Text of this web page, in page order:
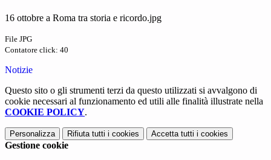
16 ottobre a Roma tra storia e ricordo.jpg
File JPG
Contatore click: 40
Notizie
Questo sito o gli strumenti terzi da questo utilizzati si avvalgono di
cookie necessari al funzionamento ed utili alle finalità illustrate nella
COOKIE POLICY.
Personalizza Rifiuta tutti i cookies Accetta tutti i cookies
Gestione cookie